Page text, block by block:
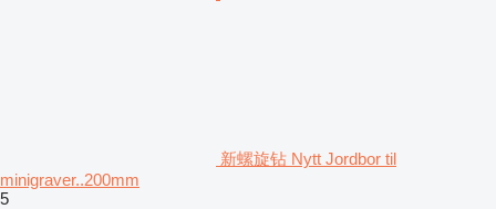
新螺旋钻 Nytt Jordbor til
minigraver..200mm
5